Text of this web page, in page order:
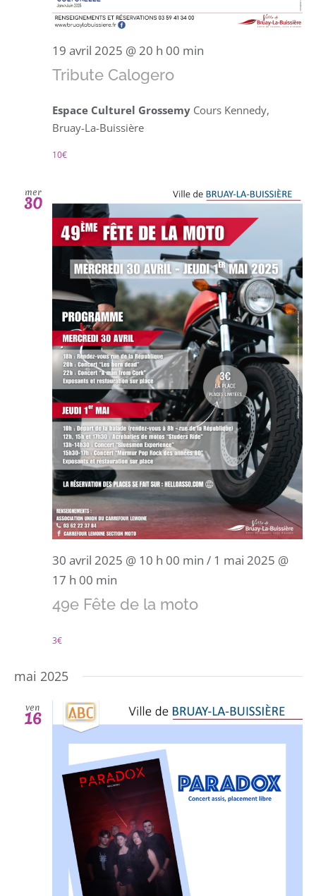
19 avril 2025 @ 20 h 00 min
Tribute Calogero
Espace Culturel Grossemy Cours Kennedy,
Bruay-La-Buissière
10€
mer
30
30 avril 2025 @ 10 h 00 min / 1 mai 2025 @
17 h 00 min
49e Fête de la moto
3€
mai 2025
ven
16